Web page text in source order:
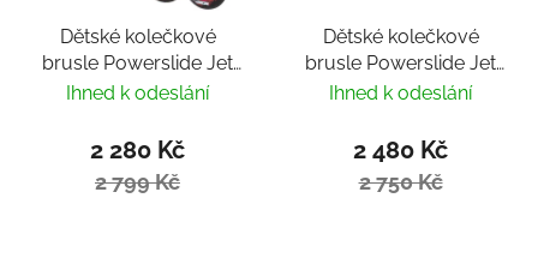
Dětské kolečkové
brusle Powerslide Jet
Black nastavitelné
Ihned k odeslání
2 280 Kč
2 799 Kč
Dětské kolečkové
brusle Powerslide Jet
Brown nastavitelné
Ihned k odeslání
2 480 Kč
2 750 Kč